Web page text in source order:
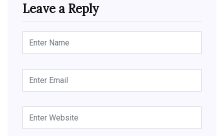
Leave a Reply